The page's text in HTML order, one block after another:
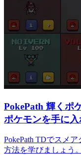
PokePath 輝くポ
ポケモンを手に
PokePath TDでスメ
方法を学びましょう